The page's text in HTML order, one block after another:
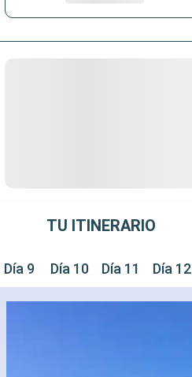
TU ITINERARIO
Día 9 Día 10 Día 11 Día 12